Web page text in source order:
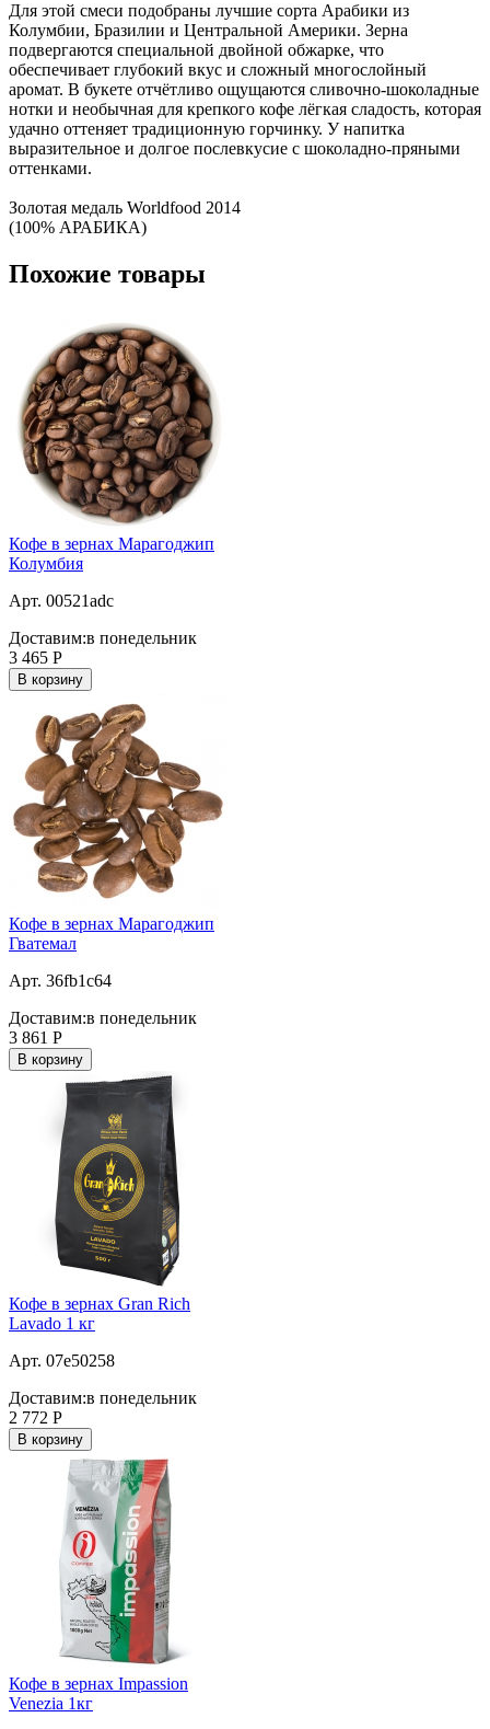
Для этой смеси подобраны лучшие сорта Арабики из
Колумбии, Бразилии и Центральной Америки. Зерна
подвергаются специальной двойной обжарке, что
обеспечивает глубокий вкус и сложный многослойный
аромат. В букете отчётливо ощущаются сливочно-шоколадные
нотки и необычная для крепкого кофе лёгкая сладость, которая
удачно оттеняет традиционную горчинку. У напитка
выразительное и долгое послевкусие с шоколадно-пряными
оттенками.
Золотая медаль Worldfood 2014
(100% АРАБИКА)
Похожие товары
Кофе в зернах Марагоджип
Колумбия
Арт. 00521adc
Доставим:в понедельник
3 465 Р
В корзину
Кофе в зернах Марагоджип
Гватемал
Арт. 36fb1c64
Доставим:в понедельник
3 861 Р
В корзину
Кофе в зернах Gran Rich
Lavado 1 кг
Арт. 07e50258
Доставим:в понедельник
2 772 Р
В корзину
Кофе в зернах Impassion
Venezia 1кг